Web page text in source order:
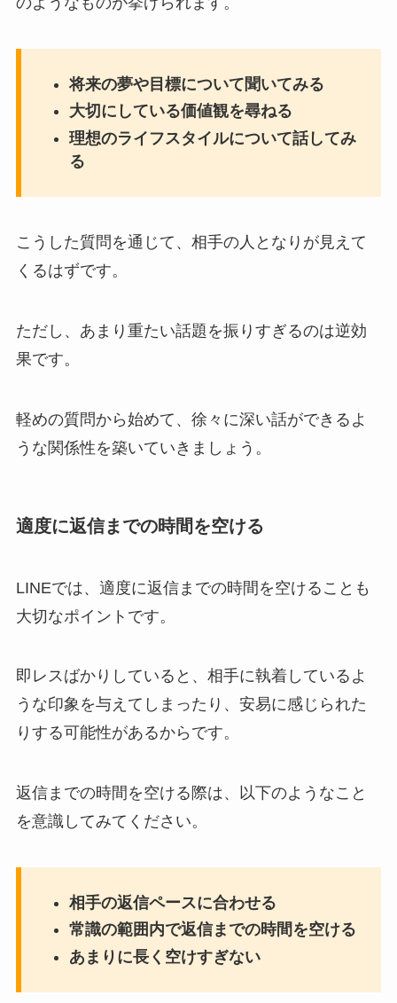
将来の夢や目標について聞いてみる
大切にしている価値観を尋ねる
理想のライフスタイルについて話してみ
る
こうした質問を通じて、相手の人となりが見えて
くるはずです。
ただし、あまり重たい話題を振りすぎるのは逆効
果です。
軽めの質問から始めて、徐々に深い話ができるよ
うな関係性を築いていきましょう。
適度に返信までの時間を空ける
LINEでは、適度に返信までの時間を空けることも
大切なポイントです。
即レスばかりしていると、相手に執着しているよ
うな印象を与えてしまったり、安易に感じられた
りする可能性があるからです。
返信までの時間を空ける際は、以下のようなこと
を意識してみてください。
相手の返信ペースに合わせる
常識の範囲内で返信までの時間を空ける
あまりに長く空けすぎない